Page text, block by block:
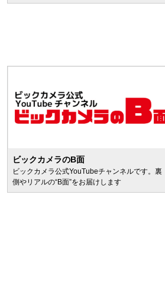
ビックカメラのB面
ビックカメラ公式YouTubeチャンネルです。裏
側やリアルの“B面”をお届けします